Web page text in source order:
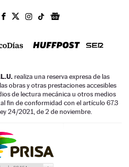
realiza una reserva expresa de las
obras y otras prestaciones accesibles
de lectura mecánica u otros medios
fin de conformidad con el artículo 67.3
24/2021, de 2 de noviembre.